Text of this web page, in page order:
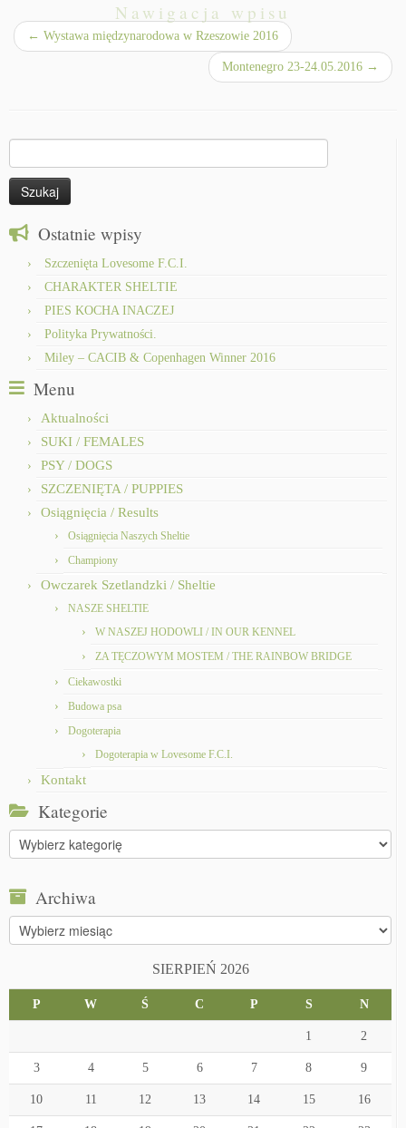
Nawigacja wpisu
← Wystawa międzynarodowa w Rzeszowie 2016
Montenegro 23-24.05.2016 →
Ostatnie wpisy
Szczenięta Lovesome F.C.I.
CHARAKTER SHELTIE
PIES KOCHA INACZEJ
Polityka Prywatności.
Miley – CACIB & Copenhagen Winner 2016
Menu
Aktualności
SUKI / FEMALES
PSY / DOGS
SZCZENIĘTA / PUPPIES
Osiągnięcia / Results
Osiągnięcia Naszych Sheltie
Championy
Owczarek Szetlandzki / Sheltie
NASZE SHELTIE
W NASZEJ HODOWLI / IN OUR KENNEL
ZA TĘCZOWYM MOSTEM / THE RAINBOW BRIDGE
Ciekawostki
Budowa psa
Dogoterapia
Dogoterapia w Lovesome F.C.I.
Kontakt
Kategorie
Kategorie
Archiwa
Archiwa
SIERPIEŃ 2026
P W Ś C P S N
1 2
3 4 5 6 7 8 9
10 11 12 13 14 15 16